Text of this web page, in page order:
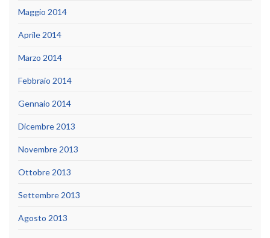
Maggio 2014
Aprile 2014
Marzo 2014
Febbraio 2014
Gennaio 2014
Dicembre 2013
Novembre 2013
Ottobre 2013
Settembre 2013
Agosto 2013